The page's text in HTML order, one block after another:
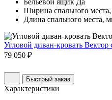
Ширина спального
Длина спального места,
Угловой диван-кровать
79 050 ₽
Быстрый заказ
Характеристики